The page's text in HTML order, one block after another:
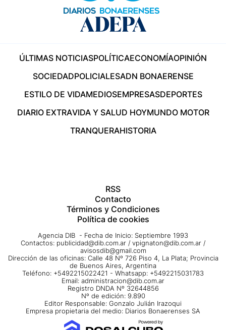
ÚLTIMAS NOTICIASPOLÍTICAECONOMÍAOPINIÓN
SOCIEDADPOLICIALESADN BONAERENSE
ESTILO DE VIDAMEDIOSEMPRESASDEPORTES
DIARIO EXTRAVIDA Y SALUD HOYMUNDO MOTOR
TRANQUERAHISTORIA
RSS
Contacto
Términos y Condiciones
Política de cookies
Agencia DIB - Fecha de Inicio: Septiembre 1993
Contactos: publicidad@dib.com.ar / vpignaton@dib.com.ar /
avisosdib@gmail.com
Dirección de las oficinas: Calle 48 Nº 726 Piso 4, La Plata; Provincia
de Buenos Aires, Argentina
Teléfono: +5492215022421 - Whatsapp: +5492215031783
Email: administracion@dib.com.ar
Registro DNDA Nº 32644856
Nº de edición: 9.890
Editor Responsable: Gonzalo Julián Irazoqui
Empresa propietaria del medio: Diarios Bonaerenses SA